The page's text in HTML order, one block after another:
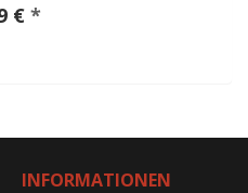
€ *
INFORMATIONEN